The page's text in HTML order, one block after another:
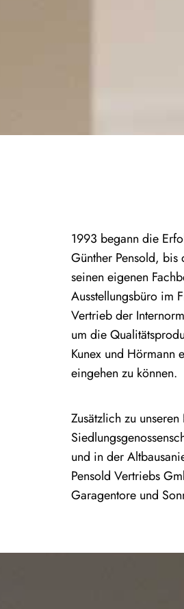
1993 begann die
Günther Pensold, bis
seinen eigenen
Ausstellungsbüro im
Vertrieb der
um die
Kunex und Hörmann
eingehen zu können.
Zusätzlich zu
und in der
Pensold Vertriebs
Garagentore und